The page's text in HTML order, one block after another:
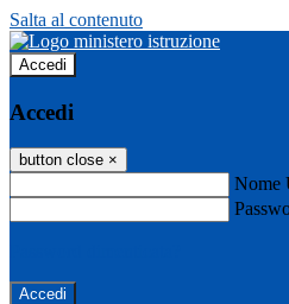
Salta al contenuto
Accedi
Accedi
button close ×
Nome